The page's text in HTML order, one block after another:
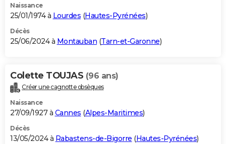
Naissance
25/01/1974 à Lourdes (Hautes-Pyrénées)
Décès
25/06/2024 à Montauban (Tarn-et-Garonne)
Colette TOUJAS (96 ans)
Créer une cagnotte obsèques
Naissance
27/09/1927 à Cannes (Alpes-Maritimes)
Décès
13/05/2024 à Rabastens-de-Bigorre (Hautes-Pyrénées)